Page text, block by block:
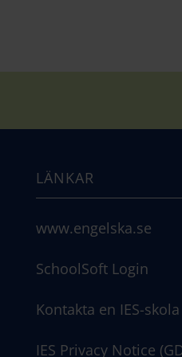
LÄNKAR
www.engelska.se
SchoolSoft Login
Kontakta en IES-skola
IES Privacy Notice